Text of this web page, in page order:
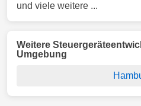
und viele weitere ...
Weitere
Umgebung